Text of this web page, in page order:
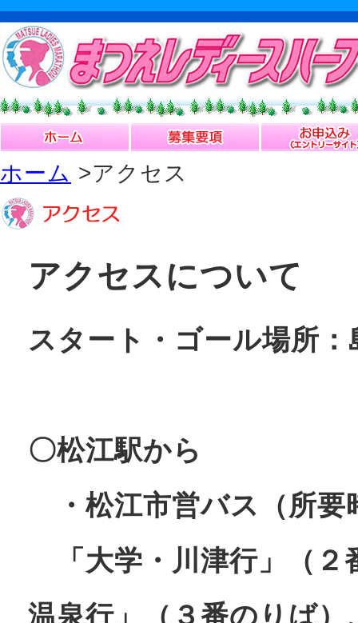
ホーム >アクセス
アクセスについて
スタート・ゴール場所：
〇松江駅から
・松江市営バス（所要
「大学・川津行」（２
温泉行」（３番のりば